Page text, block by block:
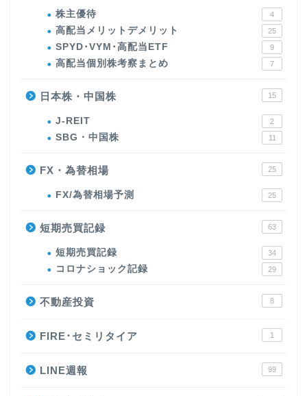
株主優待 4
高配当メリットデメリット 25
SPYD･VYM･高配当ETF 9
高配当個別株考察まとめ 7
日本株・中国株 15
J-REIT 2
SBG・中国株 11
FX・為替相場 25
FX/為替相場予測 25
短期売買記録 63
短期売買記録 34
コロナショック記録 29
不動産投資 8
FIRE･セミリタイア 1
LINE週報 99